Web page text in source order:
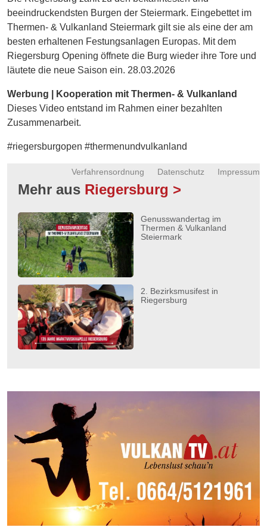
Energie
Schnöll
gfrogt
Zonen
beeindruckendsten Burgen der Steiermark. Eingebettet im
Thermen- & Vulkanland Steiermark gilt sie als eine der am
besten erhaltenen Festungsanlagen Europas. Mit dem
Riegersburg Opening öffnete die Burg wieder ihre Tore und
läutete die neue Saison ein. 28.03.2026
Werbung | Kooperation mit Thermen- & Vulkanland
Dieses Video entstand im Rahmen einer bezahlten
Zusammenarbeit.
#riegersburgopen #thermenundvulkanland
Impressum
Datenschutz
Verfahrensordnung
Mehr aus Riegersburg >
Genusswandertag im
Thermen & Vulkanland
Steiermark
2. Bezirksmusifest in
Riegersburg